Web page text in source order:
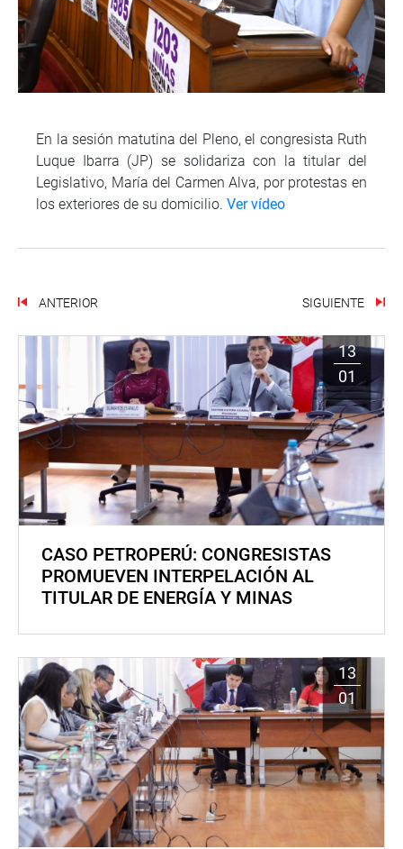
En la sesión matutina del Pleno, el congresista Ruth
Luque Ibarra (JP) se solidariza con la titular del
Legislativo, María del Carmen Alva, por protestas en
los exteriores de su domicilio. Ver vídeo
ANTERIOR SIGUIENTE
13
01
CASO PETROPERÚ: CONGRESISTAS
PROMUEVEN INTERPELACIÓN AL
TITULAR DE ENERGÍA Y MINAS
13
01